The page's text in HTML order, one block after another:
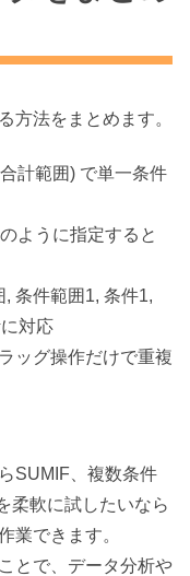
方法をまとめます。
計範囲) で単一条件
ように指定すると
, 条件範囲1, 条件1,
対応
ッグ操作だけで重複
SUMIF、複数条件
柔軟に試したいなら
業できます。
とで、データ分析や